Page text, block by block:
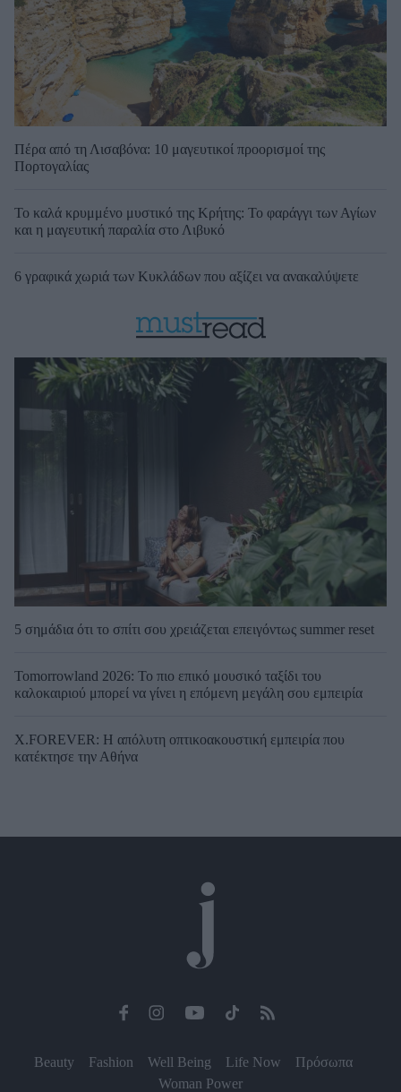
Πέρα από τη Λισαβόνα: 10 μαγευτικοί προορισμοί της
Πορτογαλίας
Το καλά κρυμμένο μυστικό της Κρήτης: Το φαράγγι των Αγίων
και η μαγευτική παραλία στο Λιβυκό
6 γραφικά χωριά των Κυκλάδων που αξίζει να ανακαλύψετε
5 σημάδια ότι το σπίτι σου χρειάζεται επειγόντως summer reset
Tomorrowland 2026: Το πιο επικό μουσικό ταξίδι του
καλοκαιριού μπορεί να γίνει η επόμενη μεγάλη σου εμπειρία
X.FOREVER: Η απόλυτη οπτικοακουστική εμπειρία που
κατέκτησε την Αθήνα
Beauty Fashion Well Being Life Now
Πρόσωπα
Woman Power